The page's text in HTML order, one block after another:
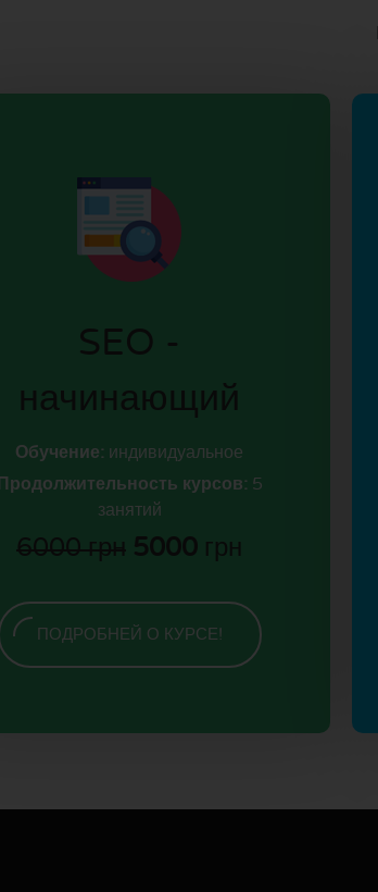
SEO -
начинающий
Обучение: индивидуальное
Продолжительность курсов: 5
занятий
6000 грн 5000 грн
ПОДРОБНЕЙ О КУРСЕ!